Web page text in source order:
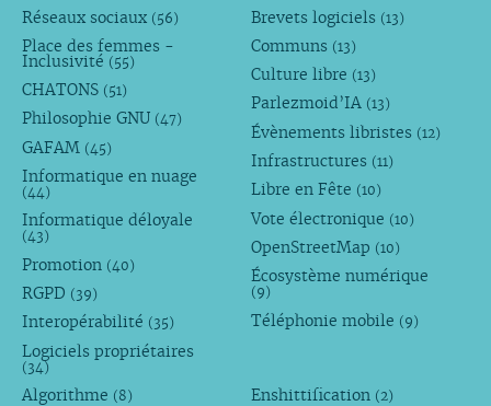
Réseaux sociaux (56)
Place des femmes -
Inclusivité (55)
CHATONS (51)
Philosophie GNU (47)
GAFAM (45)
Informatique en nuage
(44)
Informatique déloyale
(43)
Promotion (40)
RGPD (39)
Interopérabilité (35)
Logiciels propriétaires
(34)
Brevets logiciels (13)
Communs (13)
Culture libre (13)
Parlezmoid’IA (13)
Évènements libristes (12)
Infrastructures (11)
Libre en Fête (10)
Vote électronique (10)
OpenStreetMap (10)
Écosystème numérique
(9)
Téléphonie mobile (9)
Algorithme (8) Enshittification (2)